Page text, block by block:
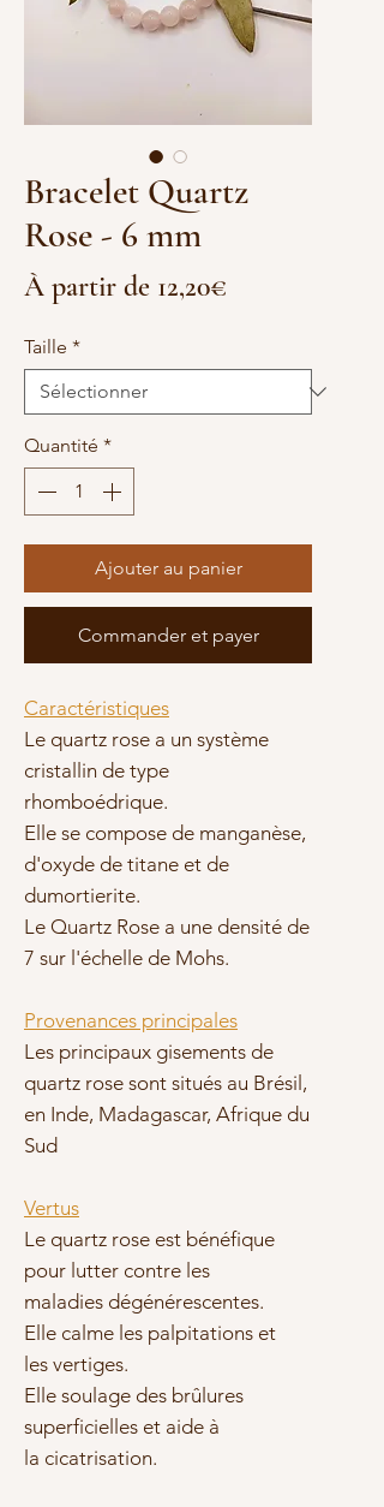
Bracelet Quartz
Rose - 6 mm
À partir de 12,20€
Taille *
Quantité *
Ajouter au panier
Commander et payer
Caractéristiques
Le quartz rose a un système
cristallin de type
rhomboédrique.
Elle se compose de manganèse,
d'oxyde de titane et de
dumortierite.
Le Quartz Rose a une densité de
7 sur l'échelle de Mohs.
Provenances principales
Les principaux gisements de
quartz rose sont situés au Brésil,
en Inde, Madagascar, Afrique du
Sud
Vertus
Le quartz rose est bénéfique
pour lutter contre les
maladies dégénérescentes.
Elle calme les palpitations et
les vertiges.
Elle soulage des brûlures
superficielles et aide à
la cicatrisation.